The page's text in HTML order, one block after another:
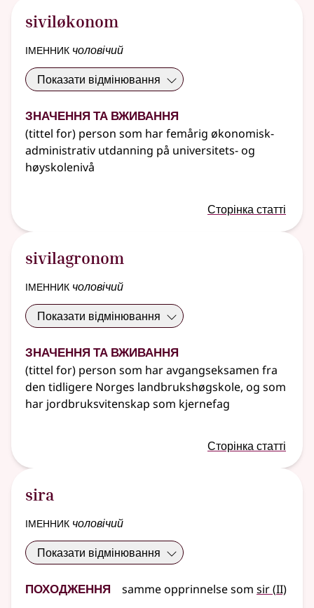
siviløkonom
іменник чоловічий
Показати відмінювання
Значення та вживання
(tittel for) person som har femårig økonomisk-
administrativ utdanning på universitets- og
høyskolenivå
Сторінка статті
sivilagronom
іменник чоловічий
Показати відмінювання
Значення та вживання
(tittel for) person som har avgangseksamen fra
den tidligere Norges landbrukshøgskole, og som
har jordbruksvitenskap som kjernefag
Сторінка статті
sira
іменник чоловічий
Показати відмінювання
Походження samme opprinnelse som sir(2
II)